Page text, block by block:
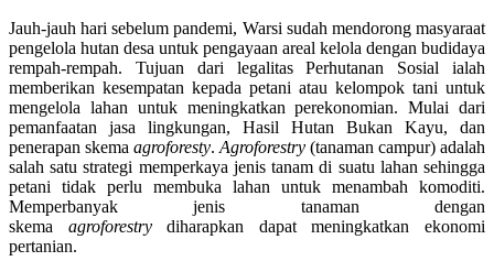
Jauh-jauh hari sebelum pandemi, Warsi sudah mendorong masyaraat
pengelola hutan desa untuk pengayaan areal kelola dengan budidaya
rempah-rempah. Tujuan dari legalitas Perhutanan Sosial ialah
memberikan kesempatan kepada petani atau kelompok tani untuk
mengelola lahan untuk meningkatkan perekonomian. Mulai dari
pemanfaatan jasa lingkungan, Hasil Hutan Bukan Kayu, dan
penerapan skema agroforesty. Agroforestry (tanaman campur) adalah
salah satu strategi memperkaya jenis tanam di suatu lahan sehingga
petani tidak perlu membuka lahan untuk menambah komoditi.
Memperbanyak jenis tanaman dengan
skema agroforestrydiharapkan dapat meningkatkan ekonomi
pertanian.